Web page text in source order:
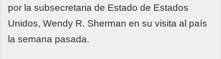
por la subsecretaria de Estado de Estados
Unidos, Wendy R. Sherman en su visita al país
la semana pasada.